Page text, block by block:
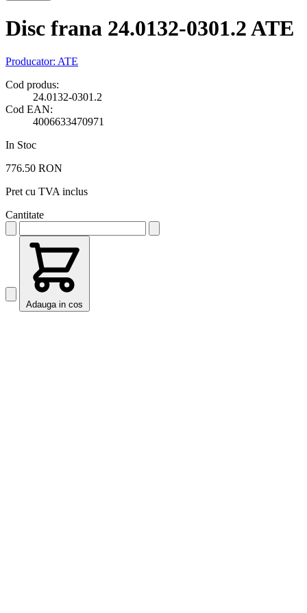
Disc frana 24.0132-0301.2 ATE
Producator: ATE
Cod produs:
24.0132-0301.2
Cod EAN:
4006633470971
In Stoc
776.50 RON
Pret cu TVA inclus
Cantitate
Adauga in cos